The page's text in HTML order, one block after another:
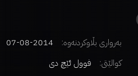
بەرواری بڵاوکردنەوە:
2014-08-07
کوالێتی:
فوول ئێچ دی